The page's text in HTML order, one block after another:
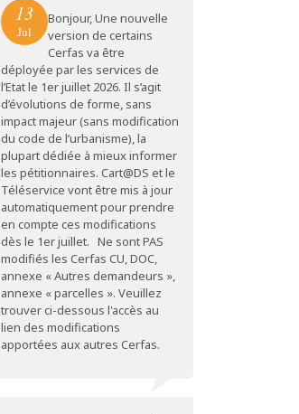
13
Jul
Bonjour, Une nouvelle
version de certains
Cerfas va être
déployée par les services de
l’Etat le 1er juillet 2026. Il s’agit
d’évolutions de forme, sans
impact majeur (sans modification
du code de l’urbanisme), la
plupart dédiée à mieux informer
les pétitionnaires. Cart@DS et le
Téléservice vont être mis à jour
automatiquement pour prendre
en compte ces modifications
dès le 1er juillet. Ne sont PAS
modifiés les Cerfas CU, DOC,
annexe « Autres demandeurs »,
annexe « parcelles ». Veuillez
trouver ci-dessous l'accès au
lien des modifications
apportées aux autres Cerfas.